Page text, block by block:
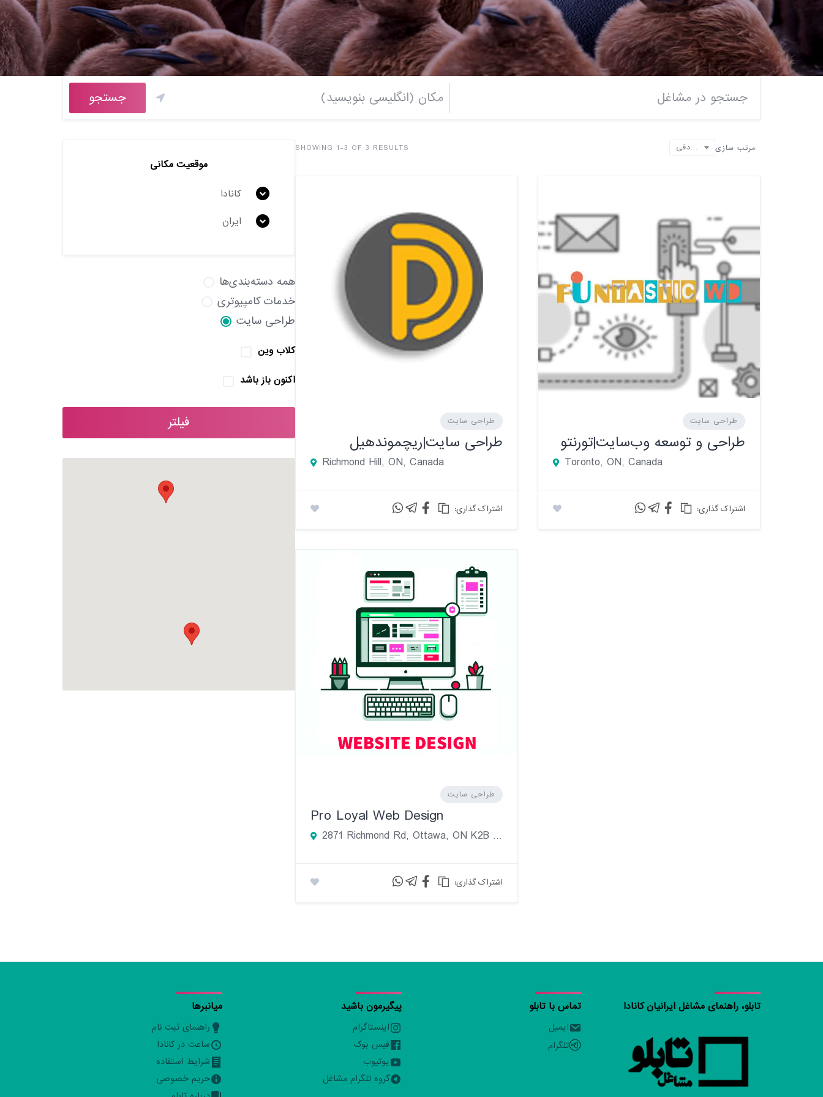
جستجو
موقعیت مکانی
کانادا
ایران
همه دسته‌بندی‌ها
خدمات کامپیوتری
طراحی سایت
کلاب وین
اکنون باز باشد
فیلتر
SHOWING 1-3 OF 3 RESULTS مرتب سازی تصادفی
طراحی سایت
طراحی سایت|ریچموندهیل
Richmond Hill, ON, Canada
:اشتراک گذاری
طراحی سایت
طراحی و توسعه وب‌سایت|تورنتو
Toronto, ON, Canada
:اشتراک گذاری
طراحی سایت
Pro Loyal Web Design
2871 Richmond Rd, Ottawa, ON K2B 8M5
:اشتراک گذاری
میانبرها
راهنمای ثبت نام
ساعت در کانادا
شرایط استفاده
حریم خصوصی
پیگیرمون باشید
اینستاگرام
فیس بوک
یوتیوب
گروه تلگرام مشاغل
تماس با تابلو
ایمیل
تلگرام
تابلو، راهنمای مشاغل ایرانیان کانادا